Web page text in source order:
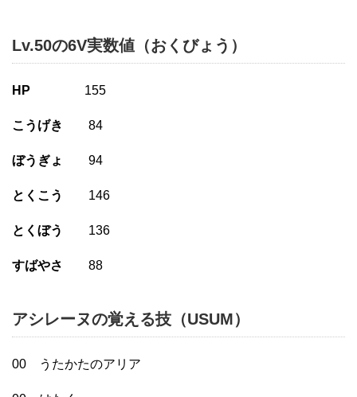
Lv.50の6V実数値（おくびょう）
HP 155
こうげき 84
ぼうぎょ 94
とくこう 146
とくぼう 136
すばやさ 88
アシレーヌの覚える技（USUM）
00 うたかたのアリア